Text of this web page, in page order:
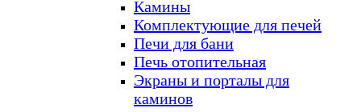
Камины
Комплектующие для печей
Печи для бани
Печь отопительная
Экраны и порталы для
каминов